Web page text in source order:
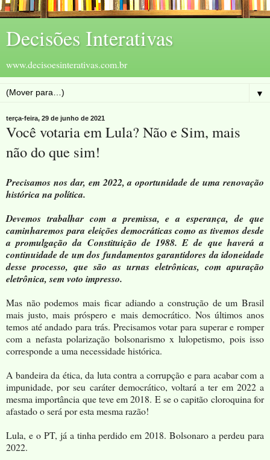
Decisões Interativas
www.decisoesinterativas.com.br
▼
terça-feira, 29 de junho de 2021
Você votaria em Lula? Não e Sim, mais
não do que sim!
Precisamos nos dar, em 2022, a oportunidade de uma renovação
histórica na política.
Devemos trabalhar com a premissa, e a esperança, de que
caminharemos para eleições democráticas como as tivemos desde
a promulgação da Constituição de 1988. E de que haverá a
continuidade de um dos fundamentos garantidores da idoneidade
desse processo, que são as urnas eletrônicas, com apuração
eletrônica, sem voto impresso.
Mas não podemos mais ficar adiando a construção de um Brasil
mais justo, mais próspero e mais democrático. Nos últimos anos
temos até andado para trás. Precisamos votar para superar e romper
com a nefasta polarização bolsonarismo x lulopetismo, pois isso
corresponde a uma necessidade histórica.
A bandeira da ética, da luta contra a corrupção e para acabar com a
impunidade, por seu caráter democrático, voltará a ter em 2022 a
mesma importância que teve em 2018. E se o capitão cloroquina for
afastado o será por esta mesma razão!
Lula, e o PT, já a tinha perdido em 2018. Bolsonaro a perdeu para
2022.